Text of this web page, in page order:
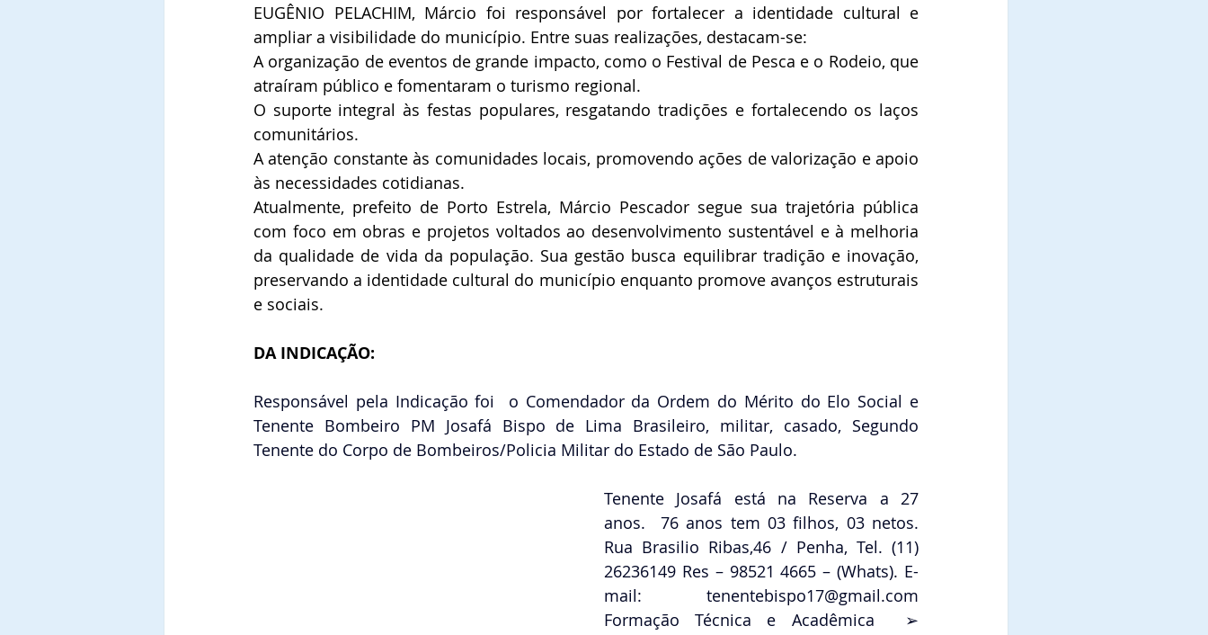
EUGÊNIO PELACHIM, Márcio foi responsável por fortalecer a identidade cultural e
ampliar a visibilidade do município. Entre suas realizações, destacam-se:
A organização de eventos de grande impacto, como o Festival de Pesca e o Rodeio, que
atraíram público e fomentaram o turismo regional.
O suporte integral às festas populares, resgatando tradições e fortalecendo os laços
comunitários.
A atenção constante às comunidades locais, promovendo ações de valorização e apoio
às necessidades cotidianas.
Atualmente, prefeito de Porto Estrela, Márcio Pescador segue sua trajetória pública
com foco em obras e projetos voltados ao desenvolvimento sustentável e à melhoria
da qualidade de vida da população. Sua gestão busca equilibrar tradição e inovação,
preservando a identidade cultural do município enquanto promove avanços estruturais
e sociais.
DA INDICAÇÃO:
Responsável pela Indicação foi  o Comendador da Ordem do Mérito do Elo Social e
Tenente Bombeiro PM Josafá Bispo de Lima Brasileiro, militar, casado, Segundo
Tenente do Corpo de Bombeiros/Policia Militar do Estado de São Paulo.
Tenente Josafá está na Reserva a 27
anos.  76 anos tem 03 filhos, 03 netos.
Rua Brasilio Ribas,46 / Penha, Tel. (11)
26236149 Res – 98521 4665 – (Whats). E-
mail: tenentebispo17@gmail.com
Formação Técnica e Acadêmica  ➢